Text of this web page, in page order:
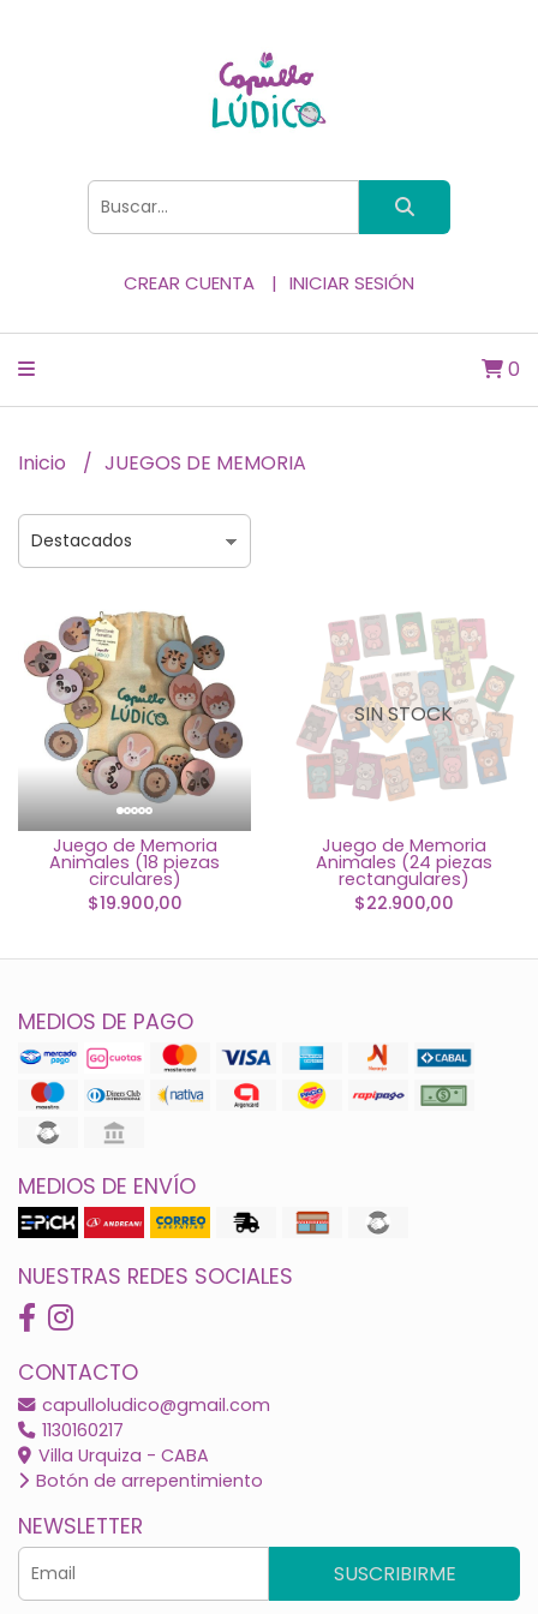
CREAR CUENTA INICIAR SESIÓN
0
Inicio JUEGOS DE MEMORIA
Juego de Memoria
Animales (18 piezas
circulares)
$19.900,00
SIN STOCK
Juego de Memoria
Animales (24 piezas
rectangulares)
$22.900,00
MEDIOS DE PAGO
MEDIOS DE ENVÍO
NUESTRAS REDES SOCIALES
CONTACTO
capulloludico@gmail.com
1130160217
Villa Urquiza - CABA
Botón de arrepentimiento
NEWSLETTER
SUSCRIBIRME